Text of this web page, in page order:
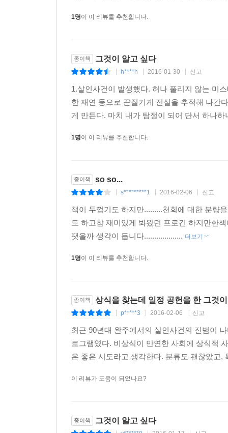
있다. 단행본을 통해 최초로 공개되는 1000회
● [그것이 알고 싶다]이 성취한 사회적 영향력
대한민국에서는 폭력과 불법이 개인뿐 아니라
태연하게 통용된다는 점에서 보자면 대한민국
사회의 비틀린 그림자는 근원적으로 사라지지 않
[그것이 알고 싶다]가 기획된 90년대는 군사 정
다양한 문화들이 쏟아져 들어왔다. 경제가 고속
가질 수 있었다. 즐길 거리가 발달했고, 탐정,
시대가 되었다. 그러한 시대적 배경 속에서 [그것
1990년대는 ‘시한부 종말론’, 재야인사 장준
머릿속으로는 뭔가 잘못됐다고 생각하고 있으
제안하고자 한다. 더불어 23년이라는 긴 시간 동
인터넷에서 해당 소재에 대한 다양한 의견이 나
살인 사건’이 방송된 다음 날, 포털 서비스는
개진했고, 해당 지역을 잘 알고 있다는 사람의
매니아’들은 추리나 스릴러에 익숙한 젊은 세대
[그것이 알고 싶다]는 ‘미스터리 다큐멘터리’를
프로그램으로 외연을 확장하며 사회 고발 아이
등의 유명한 아이템이 이 시기에 발굴되었다.
1명이 이 리뷰를 추천합니다.
종이책 그것이 알고 싶다
h****h 2016-01-30 신고
1.살인사건이 발생했다. 허나 풀리지 않는 미
한 재연 등으로 끈질기게 진실을 추적해 나간
게 만든다. 마치 내가 탐정이 되어 단서 하나
1명이 이 리뷰를 추천합니다.
종이책 so so...
s*********1 2016-02-06 신고
책이 두껍기도 하지만.........천회에 대한 분량
도 하고참 재미있게 봐왔던 프로긴 하지만한
땟을까 생각이 듭니다................... 더보기
1명이 이 리뷰를 추천합니다.
종이책 상식을 찾는데 일정 공헌을 한 그것
p*****3 2016-02-06 신고
최근 90년대 완주에서의 살인사건의 진범이
로그램였다. 비상식이 만연한 사회에 상식적
은 좋은 시도라고 생각한다. 분류도 괜찮았고
이 리뷰가 도움이 되었나요?
종이책 그것이 알고 싶다